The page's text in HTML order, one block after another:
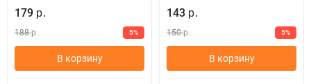
179 р.
188 р. 5%
В корзину
143 р.
150 р. 5%
В корзину